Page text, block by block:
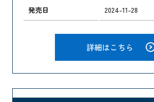
発売日 2024-11-28
詳細はこちら